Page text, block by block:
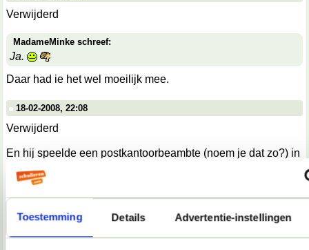
Toestemming Details Advertentie-instellingen
Verwijderd
MadameMinke schreef:
Ja.
Daar had ie het wel moeilijk mee.
18-02-2008, 22:08
Verwijderd
En hij speelde een postkantoorbeambte (noem je dat zo?) in
geschreven, maar hij vond het maar niets, want hij moest de
over wachten. Vond ik wel mooi.